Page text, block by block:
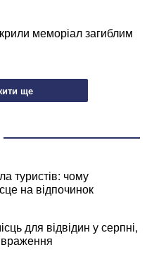
меморіал загиблим
ще
туристів: чому
на відпочинок
для відвідин у серпні,
враження